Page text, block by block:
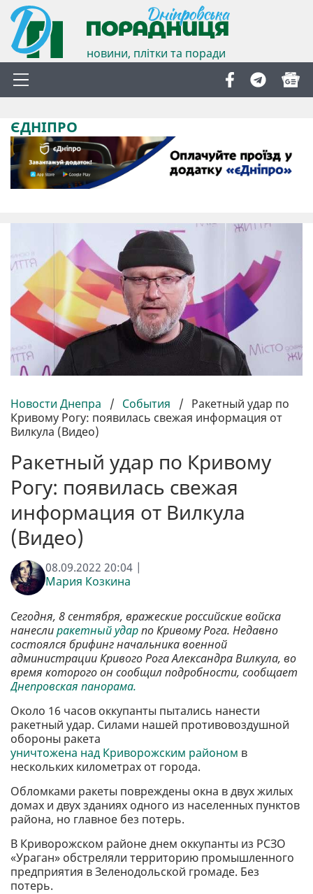
новини, плітки та поради
ЄДНІПРО
Новости Днепра / События / Ракетный удар по
Кривому Рогу: появилась свежая информация от
Вилкула (Видео)
Ракетный удар по Кривому
Рогу: появилась свежая
информация от Вилкула
(Видео)
08.09.2022 20:04 |
Мария Козкина
Сегодня, 8 сентября, вражеские российские войска
нанеслиракетный ударпо Кривому Рога. Недавно
состоялся брифинг начальника военной
администрации Кривого Рога Александра Вилкула, во
время которого он сообщил подробности, сообщает
Днепровская панорама.
Около 16 часов оккупанты пытались нанести
ракетный удар. Силами нашей противовоздушной
обороны ракета
уничтожена над Криворожским районом в
нескольких километрах от города.
Обломками ракеты повреждены окна в двух жилых
домах и двух зданиях одного из населенных пунктов
района, но главное без потерь.
В Криворожском районе днем ​​оккупанты из РСЗО
«Ураган» обстреляли территорию промышленного
предприятия в Зеленодольской громаде. Без
потерь.